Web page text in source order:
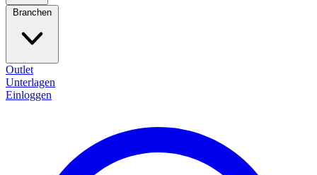
Branchen
Outlet
Unterlagen
Einloggen